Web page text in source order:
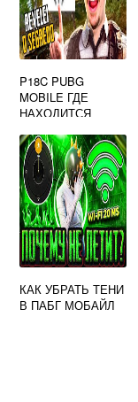
P18C PUBG
MOBILE ГДЕ
НАХОДИТСЯ
КАК УБРАТЬ ТЕНИ
В ПАБГ МОБАЙЛ